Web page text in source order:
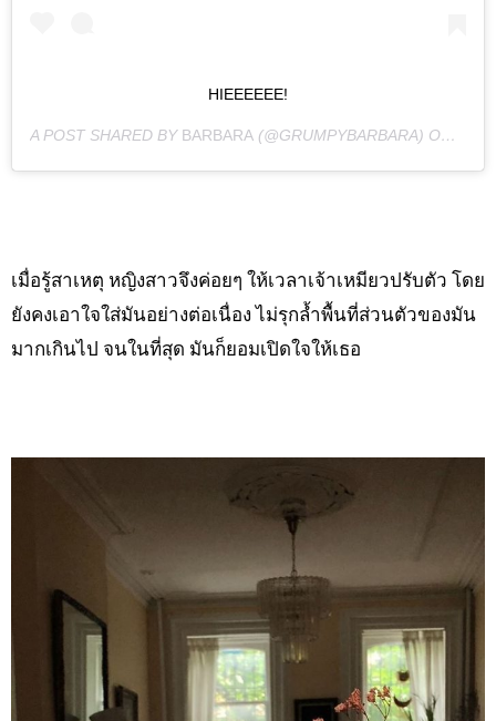
HIEEEEEE!
A POST SHARED BY BARBARA (@GRUMPYBARBARA) ON
เมื่อรู้สาเหตุ หญิงสาวจึงค่อยๆ ให้เวลาเจ้าเหมียวปรับตัว โดย
ยังคงเอาใจใส่มันอย่างต่อเนื่อง ไม่รุกล้ำพื้นที่ส่วนตัวของมัน
มากเกินไป จนในที่สุด มันก็ยอมเปิดใจให้เธอ